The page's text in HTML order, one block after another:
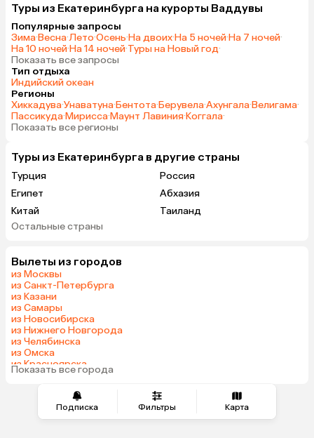
Подписка Фильтры Карта
ребята, они предлагают
экскурсии, спрашивайте Раву, у
него приятные цены и
комфортный автомобиль
(минивэн), на экскурсию поедете
практически как на
индивидуальную. Отелю
необходимо поменять полотенца,
бельё — оно уже старовато и с
текстиль, сантехнику, было бы
неплохо, если бы розетки были
под европейскую вилку, учитывать
это надо и брать с собой
переходник. В целом, отель не 4, а
Туры из Екатеринбурга на курорты Ваддувы
Популярные запросы
Зима·Весна·Лето·Осень·На двоих·На 5 ночей·На 7 ночей·
На 10 ночей·На 14 ночей·Туры на Новый год·
Показать все запросы
Тип отдыха
Индийский океан
Регионы
Хиккадува·Унаватуна·Бентота·Берувела·Ахунгала·Велигама·
Пассикуда·Мирисса·Маунт Лавиния·Коггала·
Показать все регионы
Туры из Екатеринбурга в другие страны
Турция
Россия
Египет
Абхазия
Китай
Таиланд
Вьетнам
Индия
Саудовская Аравия
Остальные страны
Вылеты из городов
из Москвы
из Санкт-Петербурга
из Казани
из Самары
из Новосибирска
из Нижнего Новгорода
из Челябинска
из Омска
из Красноярска
из Волгограда
Показать все города